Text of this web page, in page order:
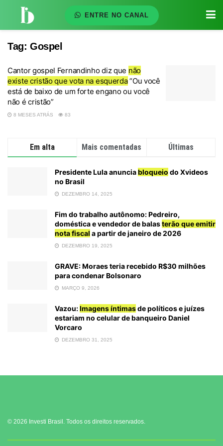
ENTRE NO CANAL
Tag: Gospel
Cantor gospel Fernandinho diz que não
existe cristão que vota na esquerda“Ou você
está de baixo de um forte engano ou você
não é cristão”
8 MESES ATRÁS 83
Em alta Mais comentadas Últimas
Presidente Lula anunciabloqueio do Xvideos
no Brasil
DEZEMBRO 14, 2025
Fim do trabalho autônomo: Pedreiro,
doméstica e vendedor de balasterão que emitir
nota fiscal a partir de janeiro de 2026
DEZEMBRO 19, 2025
GRAVE: Moraes teria recebido R$30 milhões
para condenar Bolsonaro
MARÇO 9, 2026
Vazou:Imagens íntimasde políticos e juízes
estariam no celular de banqueiro Daniel
Vorcaro
DEZEMBRO 31, 2025
© 2026 Investi Brasil. Todos os direitos reservados.